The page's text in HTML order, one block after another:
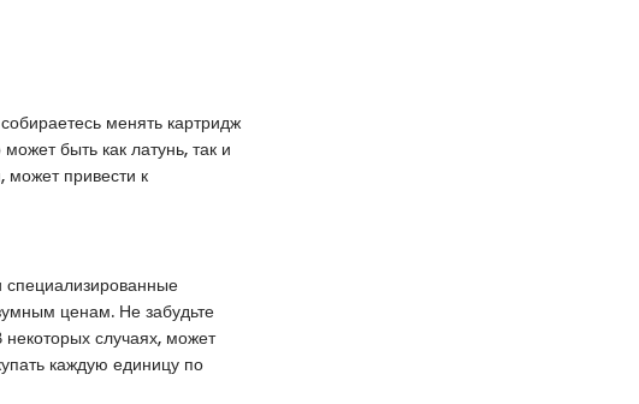
менять картридж
быть как латунь, так и
может привести к
специализированные
ценам. Не забудьте
случаях, может
каждую единицу по